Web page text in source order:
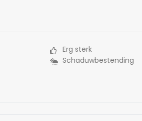
Erg sterk
Schaduwbestending